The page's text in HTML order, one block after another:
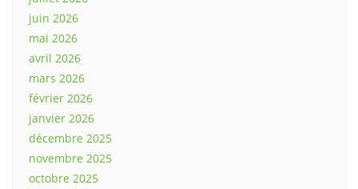
juin 2026
mai 2026
avril 2026
mars 2026
février 2026
janvier 2026
décembre 2025
novembre 2025
octobre 2025